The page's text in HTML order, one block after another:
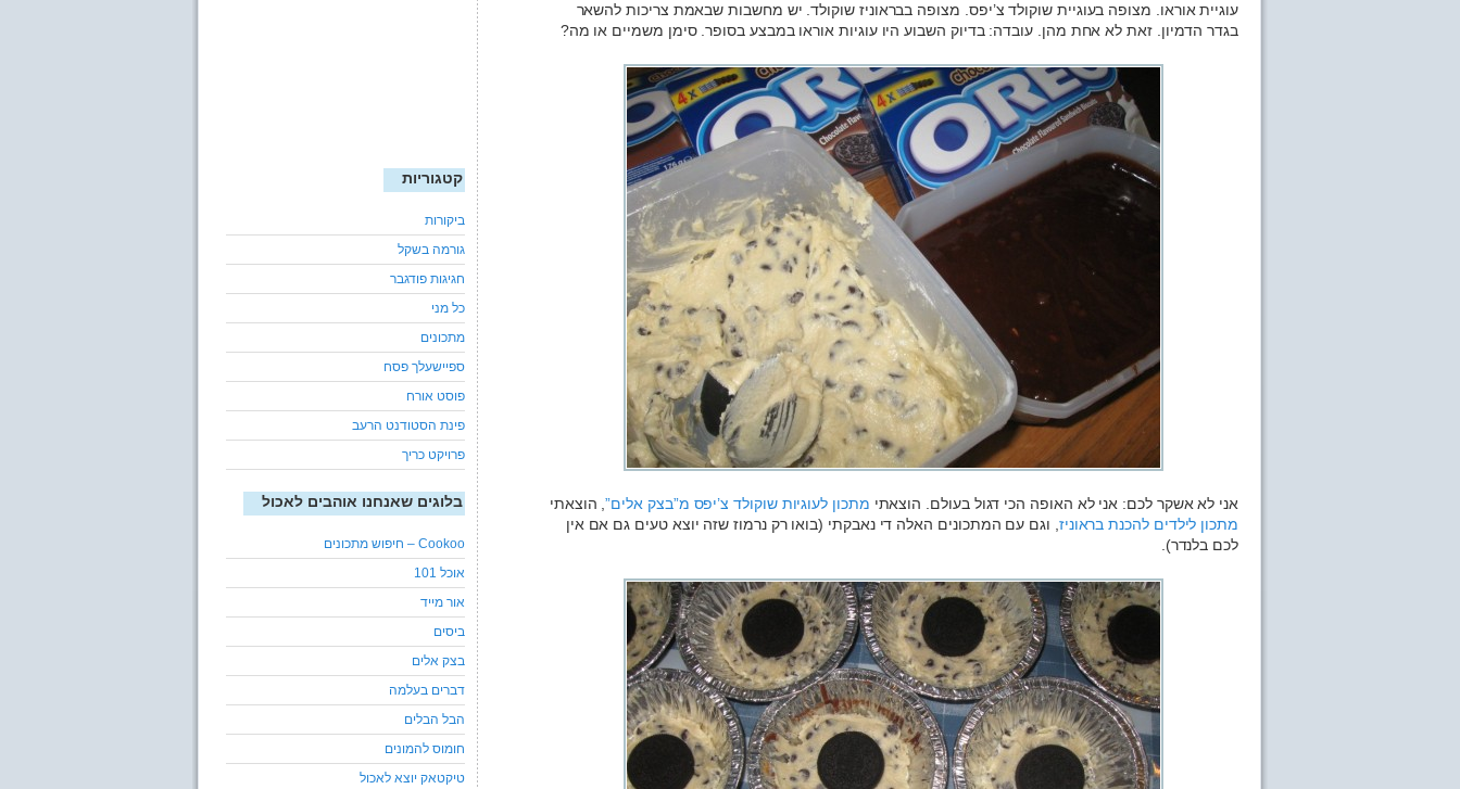
עוגיית אוראו. מצופה בעוגיית שוקולד צ’יפס. מצופה בבראוניז שוקולד. יש מחשבות שבאמת צריכות להשאר
בגדר הדמיון. זאת לא אחת מהן. עובדה: בדיוק השבוע היו עוגיות אוראו במבצע בסופר. סימן משמיים או מה?
אני לא אשקר לכם: אני לא האופה הכי דגול בעולם. הוצאתי מתכון לעוגיות שוקולד צ’יפס מ”בצק אלים”, הוצאתי
מתכון לילדים להכנת בראוניז , וגם עם המתכונים האלה די נאבקתי (בואו רק נרמוז שזה יוצא טעים גם אם אין
לכם בלנדר).
קטגוריות
ביקורות
גורמה בשקל
חגיגות פודגבר
כל מני
מתכונים
ספיישעלך פסח
פוסט אורח
פינת הסטודנט הרעב
פרויקט כריך
בלוגים שאנחנו אוהבים לאכול
Cookoo – חיפוש מתכונים
אוכל 101
אור מייד
ביסים
בצק אלים
דברים בעלמה
הבל הבלים
חומוס להמונים
טיקטאק יוצא לאכול